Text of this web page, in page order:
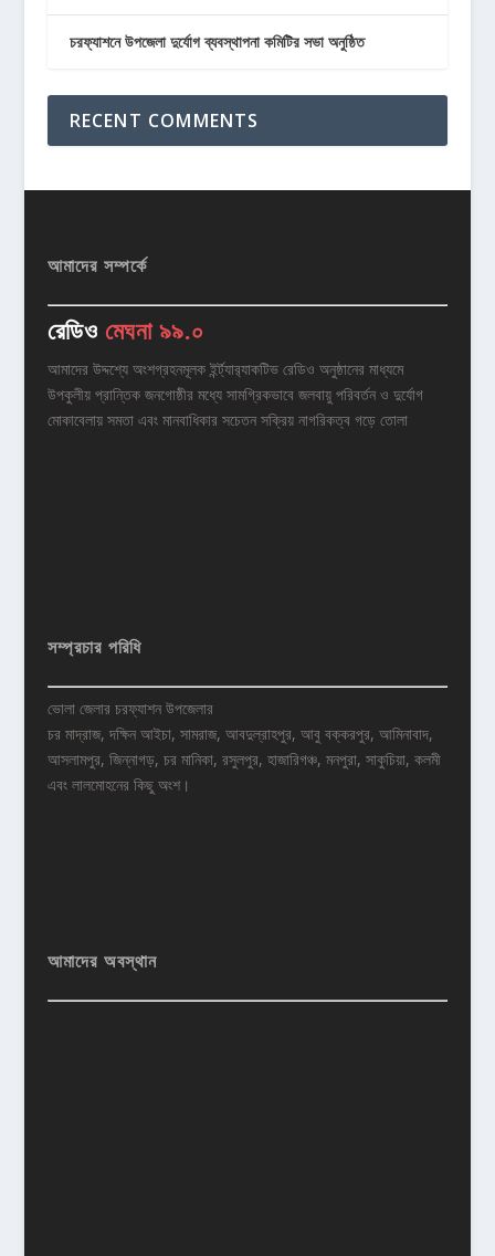
চরফ্যাশনে উপজেলা দুর্যোগ ব্যবস্থাপনা কমিটির সভা অনুষ্ঠিত
RECENT COMMENTS
আমাদের সম্পর্কে
রেডিও মেঘনা ৯৯.০
আমাদের উদ্দশ্যে অংশগ্রহনমূলক ইর্ন্ট্যার‌্যাকটিভ রেডিও অনুষ্ঠানের মাধ্যমে
উপকুলীয় প্রান্তিক জনগোষ্ঠীর মধ্যে সামগ্রিকভাবে জলবায়ু পরিবর্তন ও দুর্যোগ
মোকাবেলায় সমতা এবং মানবাধিকার সচেতন সক্রিয় নাগরিকত্ব গড়ে তোলা
সম্প্রচার পরিধি
ভোলা জেলার চরফ্যাশন উপজেলার
চর মাদ্রাজ, দক্ষিন আইচা, সামরাজ, আবদুল্রাহপুর, আবু বক্করপুর, আমিনাবাদ,
আসলামপুর, জিন্নাগড়, চর মানিকা, রসুলপুর, হাজারিগঞ্চ, মনপুরা, সাকুচিয়া, কলমী
এবং লালমোহনের কিছু অংশ।
আমাদের অবস্থান